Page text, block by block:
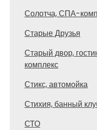
Солотча, СПА-
Старые Друзья
Старый двор,
комплекс
Стикс, автомойка
Стихия, банный
СТО